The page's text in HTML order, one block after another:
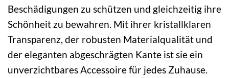
Beschädigungen zu schützen und gleichzeitig ihre
Schönheit zu bewahren. Mit ihrer kristallklaren
Transparenz, der robusten Materialqualität und
der eleganten abgeschrägten Kante ist sie ein
unverzichtbares Accessoire für jedes Zuhause.